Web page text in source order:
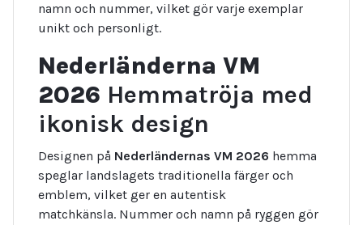
namn och nummer, vilket gör varje exemplar
unikt och personligt.
Nederländerna VM
2026 Hemmatröja med
ikonisk design
Designen på Nederländernas VM 2026 hemma
speglar landslagets traditionella färger och
emblem, vilket ger en autentisk
matchkänsla. Nummer och namn på ryggen gör